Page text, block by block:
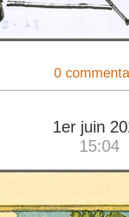
0
1er juin
15:04